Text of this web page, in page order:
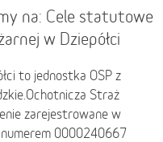
na: Cele statutowe
w Dziepółci
to jednostka OSP z
.Ochotnicza Straż
zarejestrowane w
0000240667